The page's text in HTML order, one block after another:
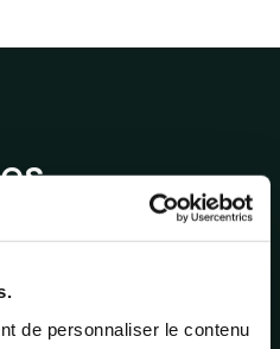
de personnaliser le contenu
local